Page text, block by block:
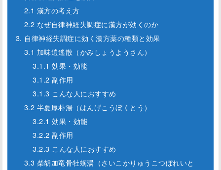
2.1 漢方の考え方
2.2 なぜ自律神経失調症に漢方が効くのか
3. 自律神経失調症に効く漢方薬の種類と効果
3.1 加味逍遙散（かみしょうようさん）
3.1.1 効果・効能
3.1.2 副作用
3.1.3 こんな人におすすめ
3.2 半夏厚朴湯（はんげこうぼくとう）
3.2.1 効果・効能
3.2.2 副作用
3.2.3 こんな人におすすめ
3.3 柴胡加竜骨牡蛎湯（さいこかりゅうこつぼれいと